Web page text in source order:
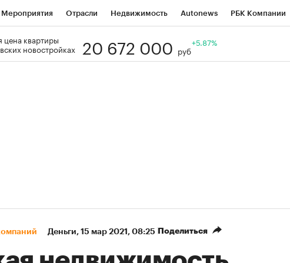
Мероприятия Отрасли Недвижимость Autonews РБК Компании
Визионеры
цена квартиры
новостройках
20 672 000 руб
+5.87%
Деньги⁠, 15 мар 2021, 08:25 Поделиться